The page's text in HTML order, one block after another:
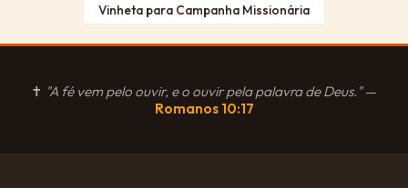
Vinheta para Campanha Missionária
✝ "A fé vem pelo ouvir, e o ouvir pela palavra de Deus."—
Romanos 10:17